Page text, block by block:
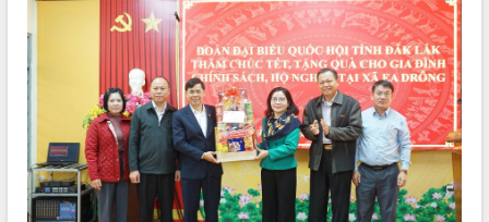
VIDEO
Loading the player...